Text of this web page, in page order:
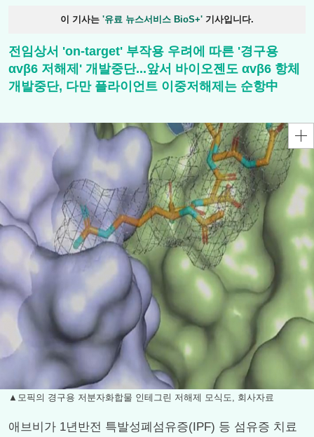
이 기사는 '유료 뉴스서비스 BioS+' 기사입니다.
전임상서 'on-target' 부작용 우려에 따른 '경구용
αvβ6 저해제' 개발중단...앞서 바이오젠도 αvβ6 항체
개발중단, 다만 플라이언트 이중저해제는 순항中
▲모픽의 경구용 저분자화합물 인테그린 저해제 모식도, 회사자료
애브비가 1년반전 특발성폐섬유증(IPF) 등 섬유증 치료